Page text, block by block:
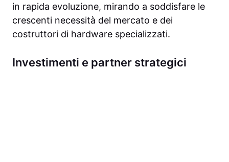
in rapida evoluzione, mirando a soddisfare le
crescenti necessità del mercato e dei
costruttori di hardware specializzati.
Investimenti e partner strategici